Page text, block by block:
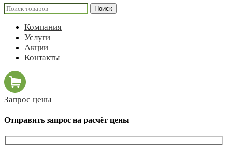
Поиск
Компания
Услуги
Акции
Контакты
Запрос цены
Отправить запрос на расчёт цены